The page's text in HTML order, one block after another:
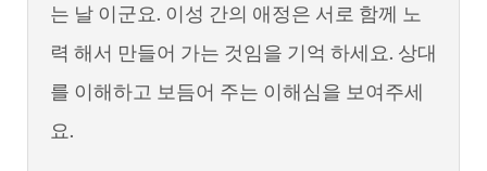
는 날 이군요. 이성 간의 애정은 서로 함께 노
력 해서 만들어 가는 것임을 기억 하세요. 상대
를 이해하고 보듬어 주는 이해심을 보여주세
요.